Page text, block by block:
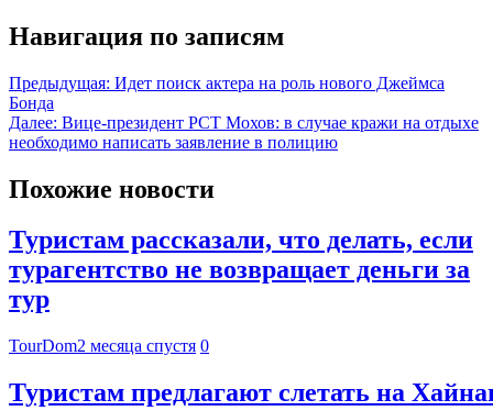
Навигация по записям
Предыдущая: Идет поиск актера на роль нового Джеймса
Бонда
Далее: Вице-президент РСТ Мохов: в случае кражи на отдыхе
необходимо написать заявление в полицию
Похожие новости
Туристам рассказали, что делать, если
турагентство не возвращает деньги за
тур
TourDom2 месяца спустя 0
Туристам предлагают слетать на